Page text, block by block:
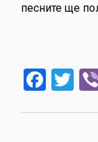
песните ще